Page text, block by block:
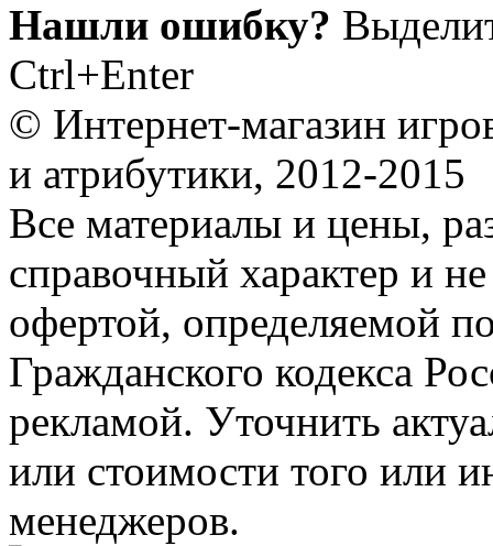
Нашли ошибку?
Ctrl+Enter
© Интернет-магазин
и атрибутики, 2012-2015
Все материалы и цены,
справочный характер и
офертой, определяемой
Гражданского кодекса
рекламой. Уточнить
или стоимости того или
менеджеров.